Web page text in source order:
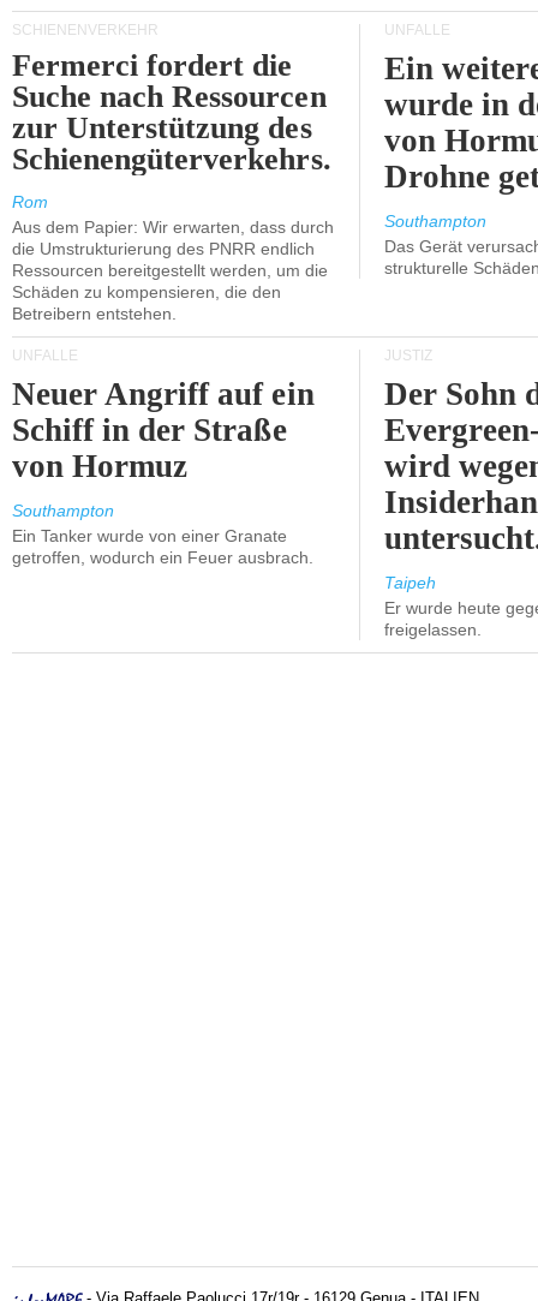
SCHIENENVERKEHR
Fermerci fordert die
Suche nach Ressourcen
zur Unterstützung des
Schienengüterverkehrs.
Rom
Aus dem Papier: Wir erwarten, dass durch
die Umstrukturierung des PNRR endlich
Ressourcen bereitgestellt werden, um die
Schäden zu kompensieren, die den
Betreibern entstehen.
UNFÄLLE
Ein
wurde in
von
Drohne
Southampton
Das Gerät
strukturelle
UNFÄLLE
Neuer Angriff auf ein
Schiff in der Straße
von Hormuz
Southampton
Ein Tanker wurde von einer Granate
getroffen, wodurch ein Feuer ausbrach.
JUSTIZ
Der Sohn
wird
Taipeh
Er wurde heute
freigelassen.